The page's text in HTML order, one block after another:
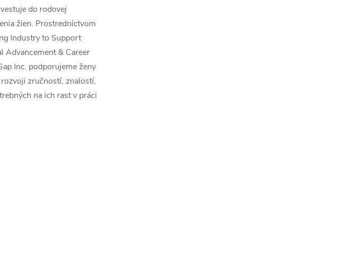
do rodovej
žien. Prostredníctvom
Industry to Support
Advancement & Career
Inc. podporujeme ženy
zručností, znalostí,
na ich rast v práci